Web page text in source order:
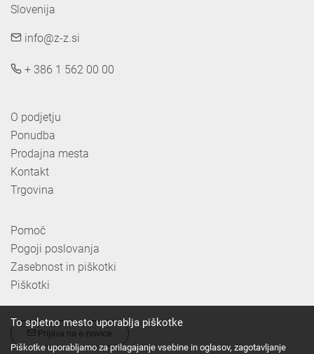
Slovenija
info@z-z.si
+ 386 1 562 00 00
O podjetju
Ponudba
Prodajna mesta
Kontakt
Trgovina
Pomoč
Pogoji poslovanja
Zasebnost in piškotki
Piškotki
Prijava na e-novice
To spletno mesto uporablja piškotke
Piškotke uporabljamo za prilagajanje vsebine in oglasov, zagotavljanje